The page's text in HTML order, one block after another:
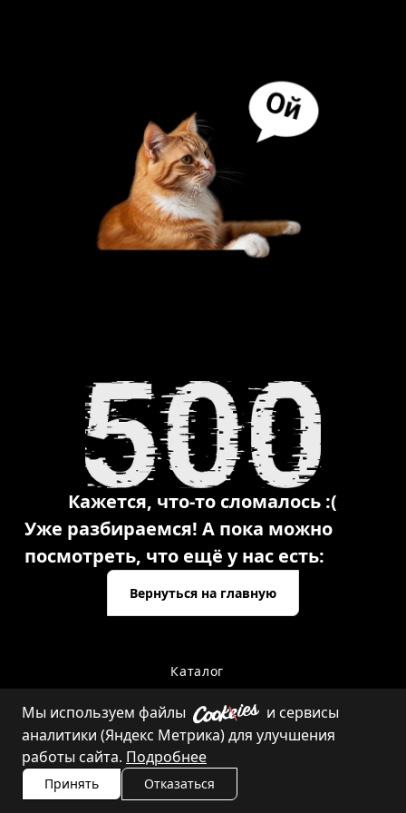
Кажется, что-то сломалось :(
Уже разбираемся! А пока можно
посмотреть, что ещё у нас есть:
Вернуться на главную
Каталог
Контакты
Мы используем файлы
и сервисы
аналитики (Яндекс Метрика) для улучшения
работы сайта. Подробнее
Принять Отказаться